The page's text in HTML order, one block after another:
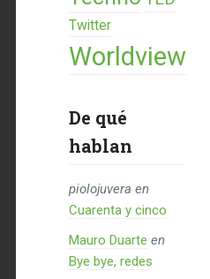
Twitter
Worldview
De qué
hablan
piolojuvera en
Cuarenta y cinco
Mauro Duarte en
Bye bye, redes